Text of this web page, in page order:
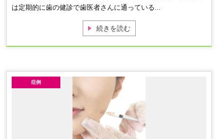
は定期的に歯の健診で歯医者さんに通っている...
続きを読む
症例